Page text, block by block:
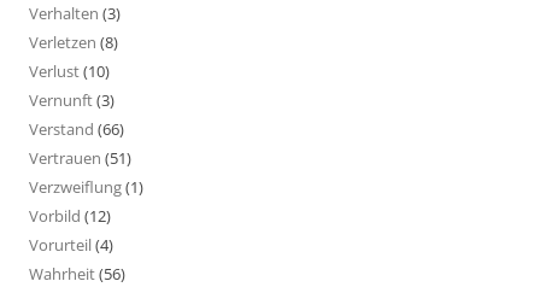
Verhalten (3)
Verletzen (8)
Verlust(10)
Vernunft(3)
Verstand (66)
Vertrauen (51)
Verzweiflung(1)
Vorbild (12)
Vorurteil(4)
Wahrheit(56)